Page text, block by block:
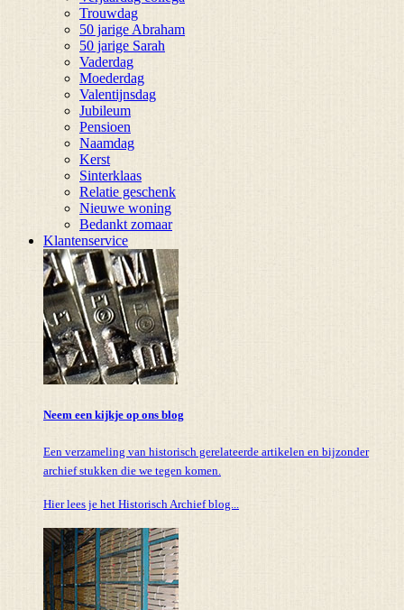
Trouwdag
50 jarige Abraham
50 jarige Sarah
Vaderdag
Moederdag
Valentijnsdag
Jubileum
Pensioen
Naamdag
Kerst
Sinterklaas
Relatie geschenk
Nieuwe woning
Bedankt zomaar
Klantenservice
Neem een kijkje op ons blog
Een verzameling van historisch gerelateerde artikelen en bijzonder
archief stukken die we tegen komen.
Hier lees je het Historisch Archief blog...